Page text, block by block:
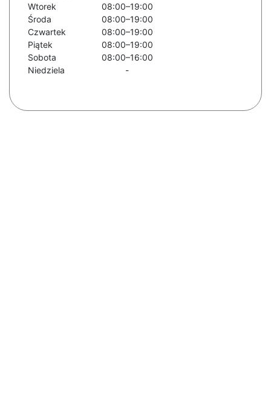
Wtorek
08:00–19:00
Środa
08:00–19:00
Czwartek
08:00–19:00
Piątek
08:00–19:00
Sobota
08:00–16:00
Niedziela
-